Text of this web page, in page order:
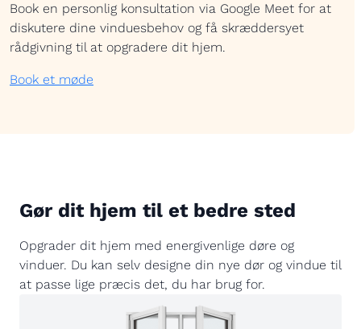
Book en personlig konsultation via Google Meet for at
diskutere dine vinduesbehov og få skræddersyet
rådgivning til at opgradere dit hjem.
Book et møde
Gør dit hjem til et bedre sted
Opgrader dit hjem med energivenlige døre og
vinduer. Du kan selv designe din nye dør og vindue til
at passe lige præcis det, du har brug for.